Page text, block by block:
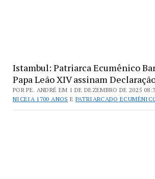
Istambul: Patriarca Ecumênico
Papa Leão XIV assinam
POR PE. ANDRÉ EM 1 DE DEZEMBRO DE 2025
NICEIA 1700 ANOS E PATRIARCADO